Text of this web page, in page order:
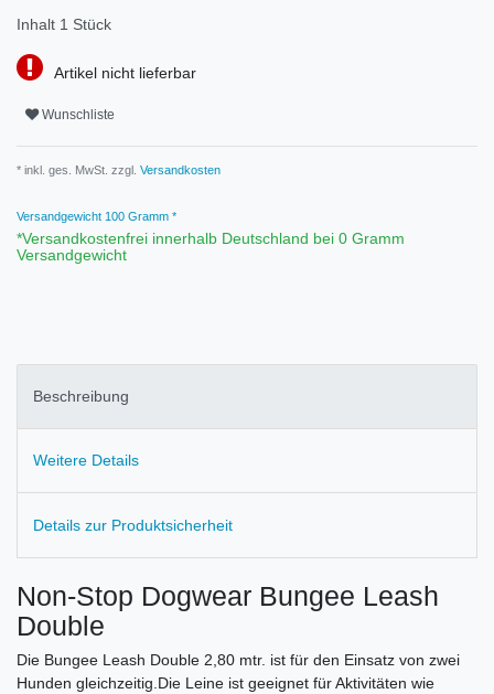
Inhalt 1 Stück
Artikel nicht lieferbar
Wunschliste
* inkl. ges. MwSt. zzgl. Versandkosten
Versandgewicht 100 Gramm *
*Versandkostenfrei innerhalb Deutschland bei 0 Gramm
Versandgewicht
Beschreibung
Weitere Details
Details zur Produktsicherheit
Non-Stop Dogwear Bungee Leash
Double
Die Bungee Leash Double 2,80 mtr. ist für den Einsatz von zwei
Hunden gleichzeitig.Die Leine ist geeignet für Aktivitäten wie